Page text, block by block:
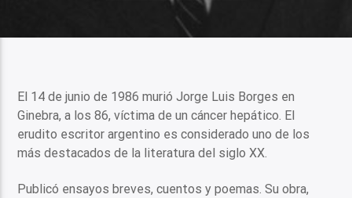
El 14 de junio de 1986 murió Jorge Luis Borges en
Ginebra, a los 86, víctima de un cáncer hepático. El
erudito escritor argentino es considerado uno de los
más destacados de la literatura del siglo XX.
Publicó ensayos breves, cuentos y poemas. Su obra,